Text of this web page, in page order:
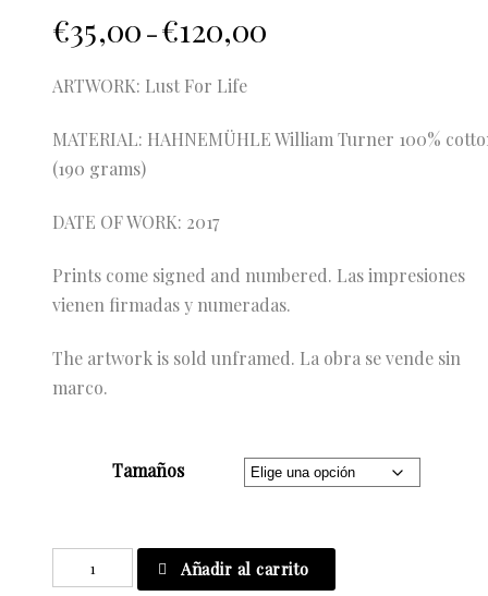
€35,00 – €120,00
ARTWORK: Lust For Life
MATERIAL: HAHNEMÜHLE William Turner 100%
(190 grams)
DATE OF WORK: 2017
Prints come signed and numbered. Las impresiones
vienen firmadas y numeradas.
The artwork is sold unframed. La obra se vende sin
marco.
Tamaños
For
Añadir al carrito